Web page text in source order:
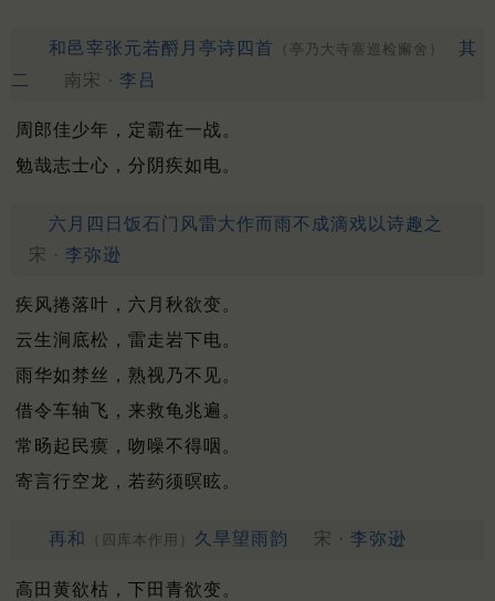
和邑宰张元若酹月亭诗四首 （亭乃大寺寨巡检廨舍）
其
二
南宋 · 李吕
周郎佳少年，定霸在一战。
勉哉志士心，分阴疾如电。
六月四日饭石门风雷大作而雨不成滴戏以诗趣之
宋 · 李弥逊
疾风捲落叶，六月秋欲变。
云生涧底松，雷走岩下电。
雨华如棼丝，熟视乃不见。
借令车轴飞，来救龟兆遍。
常旸起民瘼，吻噪不得咽。
寄言行空龙，若药须暝眩。
再和 （四库本作用） 久旱望雨韵 宋 · 李弥逊
高田黄欲枯，下田青欲变。